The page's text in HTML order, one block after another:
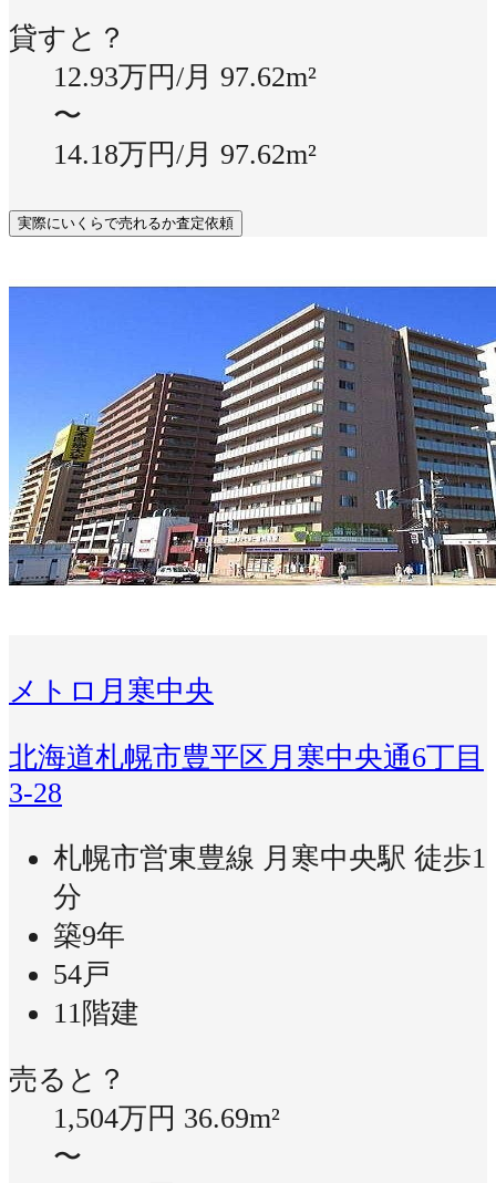
貸すと？
12.93万円/月 97.62m²
〜
14.18万円/月 97.62m²
実際にいくらで売れるか査定依頼
メトロ月寒中央
北海道札幌市豊平区月寒中央通6丁目
3-28
札幌市営東豊線 月寒中央駅 徒歩1
分
築9年
54戸
11階建
売ると？
1,504万円 36.69m²
〜